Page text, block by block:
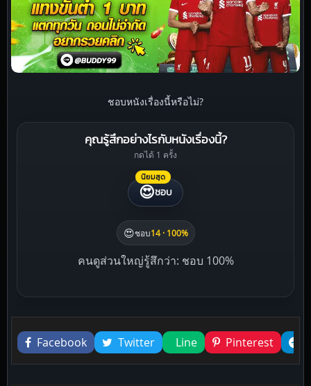
ชอบหนังเรื่องนี้หรือไม่?
คุณรู้สึกอย่างไรกับหนังเรื่องนี้?
กดได้ 1 ครั้ง
นิยมสุด
😍ชอบ
😍ชอบ14 · 100%
คนดูส่วนใหญ่รู้สึกว่า: ชอบ 100%
Liked this
Facebook
Twitter Line Pinterest